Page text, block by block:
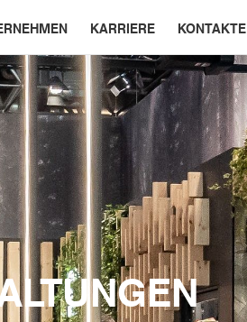
KARRIERE KONTAKTE